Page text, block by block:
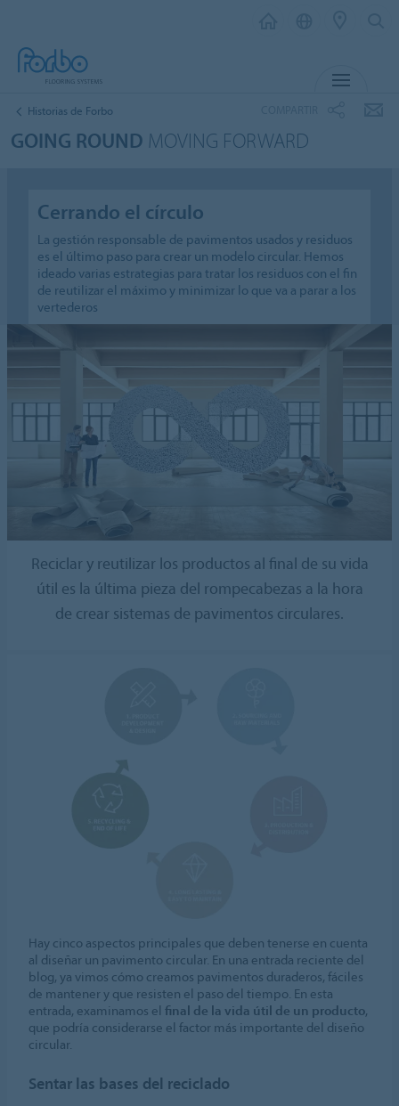
Historias de Forbo
GOING ROUND MOVING FORWARD
Cerrando el círculo
La gestión responsable de pavimentos usados y residuos
es el último paso para crear un modelo circular. Hemos
ideado varias estrategias para tratar los residuos con el fin
de reutilizar el máximo y minimizar lo que va a parar a los
vertederos
Reciclar y reutilizar los productos al final de su vida
útil es la última pieza del rompecabezas a la hora
de crear sistemas de pavimentos circulares.
Hay cinco aspectos principales que deben tenerse en cuenta
al diseñar un pavimento circular. En una entrada reciente del
blog, ya vimos cómo creamos pavimentos duraderos, fáciles
de mantener y que resisten el paso del tiempo. En esta
entrada, examinamos elfinal de la vida útil de un producto,
que podría considerarse el factor más importante del diseño
circular.
Sentar las bases del reciclado